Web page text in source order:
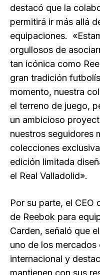
destacó que la
permitirá ir más allá
equipaciones.
orgullosos de
tan icónica como
gran tradición
momento, nuestra
el terreno de juego,
un ambicioso
nuestros seguidores
colecciones
edición limitada
el Real Valladolid».
Por su parte, el CEO
de Reebok para
Carden, señaló que
uno de los
internacional y